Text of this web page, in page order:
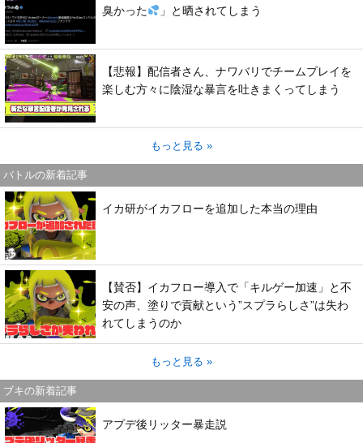
臭かった
」と晒されてしまう
【悲報】配信者さん、ナワバリでチームプレイを
楽しむ方々に陰湿な暴言を吐きまくってしまう
もっと見る »
バトルの新着記事
イカ研がイカフローを追加した本当の理由
【賛否】イカフロー導入で「キルゲー加速」と不
安の声、塗りで貢献という”スプラらしさ”は失わ
れてしまうのか
もっと見る »
ブキの新着記事
アプデ後リッター暴走説